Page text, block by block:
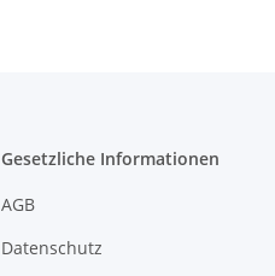
Gesetzliche Informationen
AGB
Datenschutz